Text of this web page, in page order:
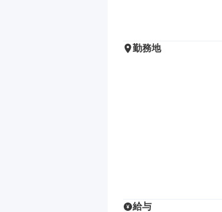
勤務地
給与